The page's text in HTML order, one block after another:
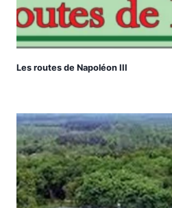
Les routes de Napoléon III